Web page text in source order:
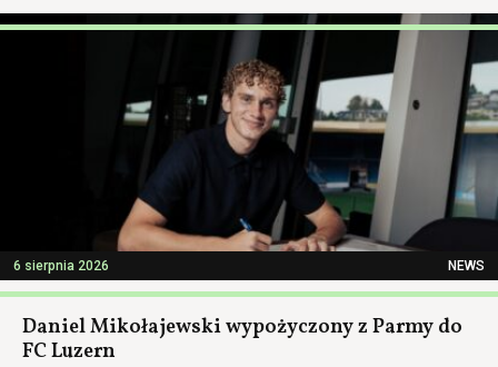
6 sierpnia 2026 NEWS
Daniel Mikołajewski wypożyczony z Parmy do
FC Luzern